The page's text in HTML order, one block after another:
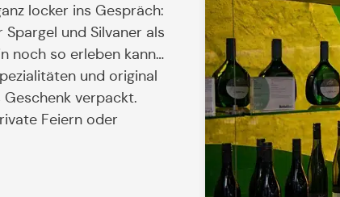
locker ins Gespräch:
und Silvaner als
noch so erleben kann…
und original
verpackt.
Feiern oder